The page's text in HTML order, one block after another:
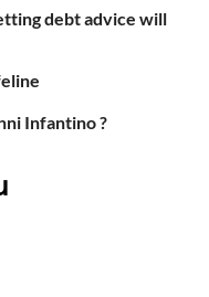
debt advice will
Infantino ?